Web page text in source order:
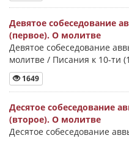
Девятое собеседование
(первое). О молитве
Девятое собеседование
молитве / Писания к 10-ти
1649
Десятое собеседование
(второе). О молитве
Десятое собеседование